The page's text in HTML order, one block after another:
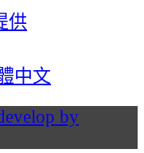
供
中文
by